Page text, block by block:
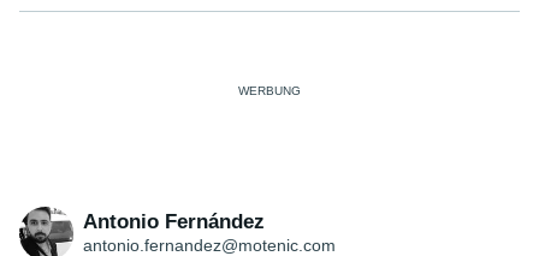
Antonio Fernández
antonio.fernandez@motenic.com